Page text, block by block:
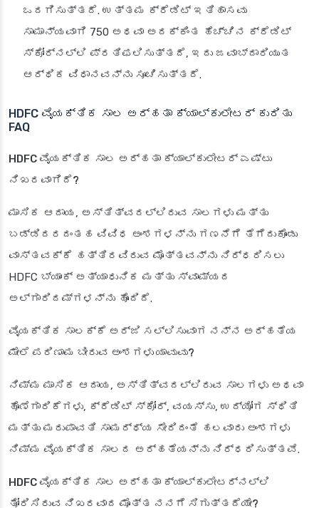
ಒದಗಿಸುತ್ತದೆ. ಉತ್ತಮ ಕ್ರೆಡಿಟ್ ಇತಿಹಾಸವು
ಸಾಮಾನ್ಯವಾಗಿ 750 ಅಥವಾ ಅದಕ್ಕಿಂತ ಹೆಚ್ಚಿನ ಕ್ರೆಡಿಟ್
ಸ್ಕೋರ್‌ನಲ್ಲಿ ಪ್ರತಿಫಲಿಸುತ್ತದೆ, ಇದು ಜವಾಬ್ದಾರಿಯುತ
ಆರ್ಥಿಕ ವಿಧಾನವನ್ನು ಸೂಚಿಸುತ್ತದೆ.
HDFC ವೈಯಕ್ತಿಕ ಸಾಲ ಅರ್ಹತಾ ಕ್ಯಾಲ್ಕುಲೇಟರ್ ಕುರಿತು
FAQ
HDFC ವೈಯಕ್ತಿಕ ಸಾಲ ಅರ್ಹತಾ ಕ್ಯಾಲ್ಕುಲೇಟರ್ ಎಷ್ಟು
ನಿಖರವಾಗಿದೆ?
ಮಾಸಿಕ ಆದಾಯ, ಅಸ್ತಿತ್ವದಲ್ಲಿರುವ ಸಾಲಗಳು ಮತ್ತು
ಬಡ್ಡಿದರದಂತಹ ವಿವಿಧ ಅಂಶಗಳನ್ನು ಗಣನೆಗೆ ತೆಗೆದುಕೊಂಡು
ವಾಸ್ತವಕ್ಕೆ ಹತ್ತಿರವಿರುವ ಮೊತ್ತವನ್ನು ನಿರ್ಧರಿಸಲು
HDFC ಬ್ಯಾಂಕ್ ಅತ್ಯಾಧುನಿಕ ಮತ್ತು ಸ್ವಾಮ್ಯದ
ಅಲ್ಗಾರಿದಮ್‌ಗಳನ್ನು ಹೊಂದಿದೆ.
ವೈಯಕ್ತಿಕ ಸಾಲಕ್ಕೆ ಅರ್ಜಿ ಸಲ್ಲಿಸುವಾಗ ನನ್ನ ಅರ್ಹತೆಯ
ಮೇಲೆ ಪರಿಣಾಮ ಬೀರುವ ಅಂಶಗಳು ಯಾವುವು?
ನಿಮ್ಮ ಮಾಸಿಕ ಆದಾಯ, ಅಸ್ತಿತ್ವದಲ್ಲಿರುವ ಸಾಲಗಳು ಅಥವಾ
ಹೊಣೆಗಾರಿಕೆಗಳು, ಕ್ರೆಡಿಟ್ ಸ್ಕೋರ್, ವಯಸ್ಸು, ಉದ್ಯೋಗ ಸ್ಥಿತಿ
ಮತ್ತು ಮರುಪಾವತಿ ಸಾಮರ್ಥ್ಯ ಸೇರಿದಂತೆ ಹಲವಾರು ಅಂಶಗಳು
ನಿಮ್ಮ ವೈಯಕ್ತಿಕ ಸಾಲದ ಅರ್ಹತೆಯನ್ನು ನಿರ್ಧರಿಸುತ್ತವೆ.
HDFC ವೈಯಕ್ತಿಕ ಸಾಲ ಅರ್ಹತಾ ಕ್ಯಾಲ್ಕುಲೇಟರ್‌ನಲ್ಲಿ
ತೋರಿಸಿರುವ ನಿಖರವಾದ ಮೊತ್ತ ನನಗೆ ಸಿಗುತ್ತದೆಯೇ?